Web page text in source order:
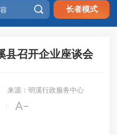
 长者模式
县召开企业座谈会
来源：明溪行政服务中心
